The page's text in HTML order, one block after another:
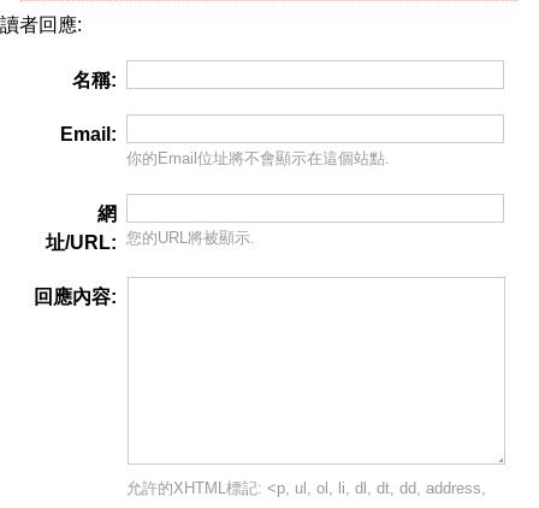
讀者回應:
名稱:
Email:
你的Email位址將不會顯示在這個站點.
網
址/URL: 您的URL將被顯示.
回應內容:
允許的XHTML標記: <p, ul, ol, li, dl, dt, dd, address,